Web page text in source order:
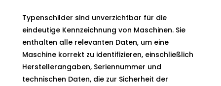
Typenschilder sind unverzichtbar für die
eindeutige Kennzeichnung von Maschinen. Sie
enthalten alle relevanten Daten, um eine
Maschine korrekt zu identifizieren, einschließlich
Herstellerangaben, Seriennummer und
technischen Daten, die zur Sicherheit der